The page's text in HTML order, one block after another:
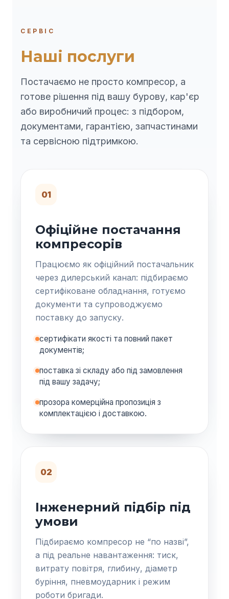
СЕРВІС
Наші послуги
Постачаємо не просто компресор, а
готове рішення під вашу бурову, кар'єр
або виробничий процес: з підбором,
документами, гарантією, запчастинами
та сервісною підтримкою.
01
Офіційне постачання
компресорів
Працюємо як офіційний постачальник
через дилерський канал: підбираємо
сертифіковане обладнання, готуємо
документи та супроводжуємо
поставку до запуску.
сертифікати якості та повний пакет
документів;
поставка зі складу або під замовлення
під вашу задачу;
прозора комерційна пропозиція з
комплектацією і доставкою.
02
Інженерний підбір під
умови
Підбираємо компресор не “по назві”,
а під реальне навантаження: тиск,
витрату повітря, глибину, діаметр
буріння, пневмоударник і режим
роботи бригади.